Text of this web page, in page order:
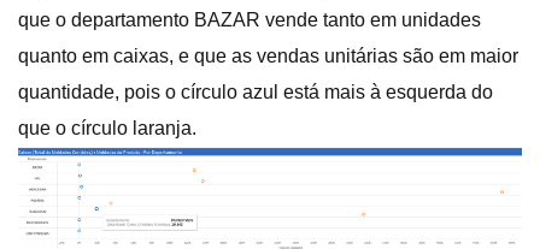
que o departamento BAZAR vende tanto em unidades
quanto em caixas, e que as vendas unitárias são em maior
quantidade, pois o círculo azul está mais à esquerda do
que o círculo laranja.